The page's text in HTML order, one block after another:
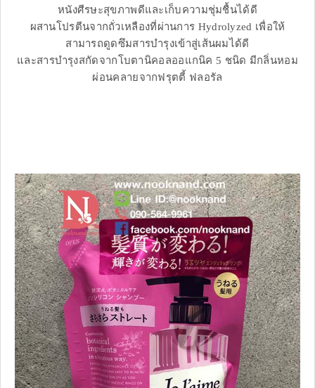
หนังศีรษะสุขภาพดีและเก็บความชุ่มชื้นได้ดี
ผสานโปรตีนจากถั่วเหลืองที่ผ่านการ Hydrolyzed เพื่อให้
สามารถดูดซึมสารบำรุงเข้าสู่เส้นผมได้ดี
และสารบำรุงสกัดจากโบตานิคอลออแกนิค 5 ชนิด มีกลิ่นหอม
ผ่อนคลายจากฟรุตตี้ ฟลอรัล